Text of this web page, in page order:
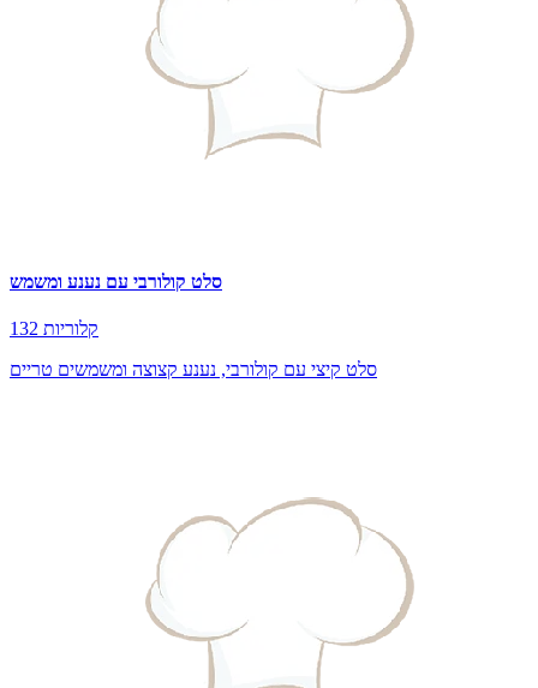
סלט קולורבי עם נענע ומשמש
132 קלוריות
סלט קיצי עם קולורבי, נענע קצוצה ומשמשים טריים